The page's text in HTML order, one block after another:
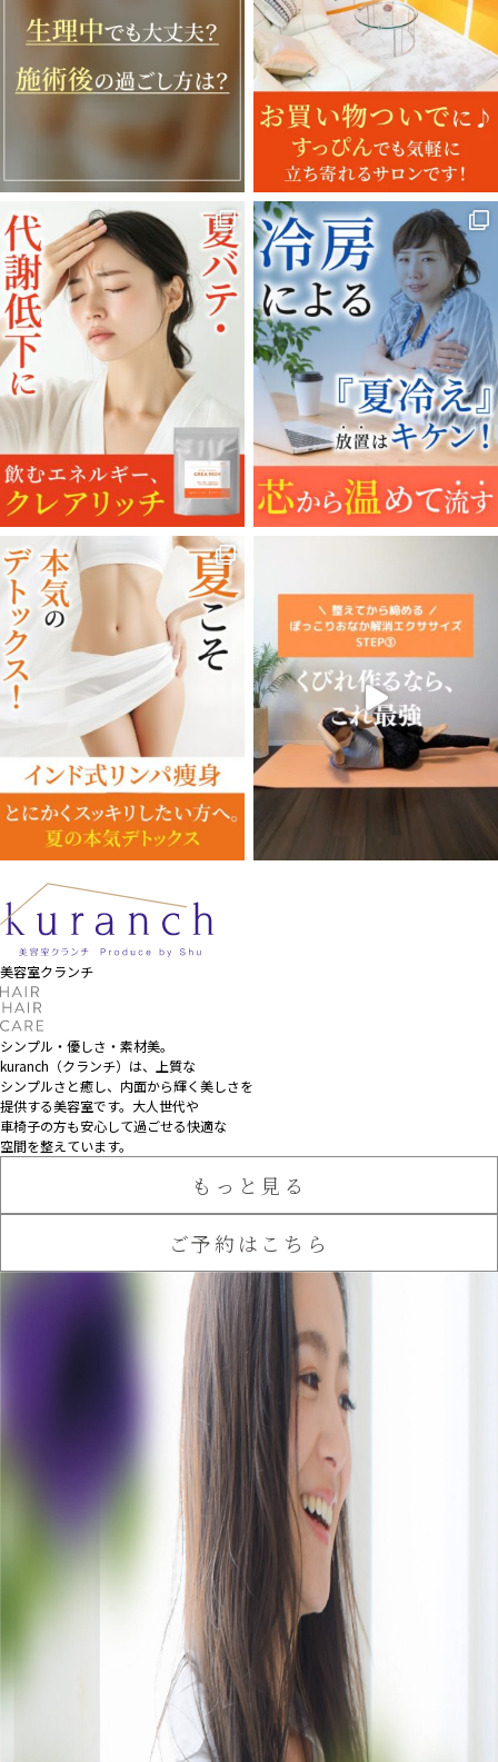
美容室クランチ
シンプル・優しさ・素材美。
kuranch（クランチ）は、上質な
シンプルさと癒し、 内面から輝く美しさを
提供する美容室です。大人世代や
車椅子の方も安心して過ごせる快適な
空間を整えています。
もっと見る
ご予約はこちら